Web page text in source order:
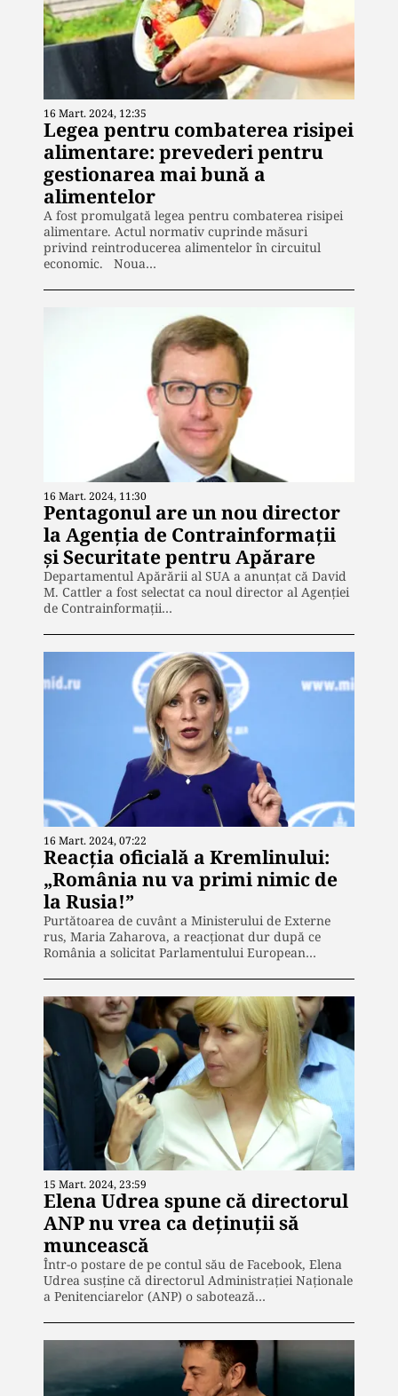
16 Mart. 2024, 12:35
Legea pentru combaterea risipei
alimentare: prevederi pentru
gestionarea mai bună a
alimentelor
A fost promulgată legea pentru combaterea risipei
alimentare. Actul normativ cuprinde măsuri
privind reintroducerea alimentelor în circuitul
economic. Noua…
16 Mart. 2024, 11:30
Pentagonul are un nou director
la Agenția de Contrainformații
și Securitate pentru Apărare
Departamentul Apărării al SUA a anunțat că David
M. Cattler a fost selectat ca noul director al Agenției
de Contrainformații…
16 Mart. 2024, 07:22
Reacția oficială a Kremlinului:
„România nu va primi nimic de
la Rusia!”
Purtătoarea de cuvânt a Ministerului de Externe
rus, Maria Zaharova, a reacționat dur după ce
România a solicitat Parlamentului European…
15 Mart. 2024, 23:59
Elena Udrea spune că directorul
ANP nu vrea ca deținuții să
muncească
Într-o postare de pe contul său de Facebook, Elena
Udrea susține că directorul Administrației Naționale
a Penitenciarelor (ANP) o sabotează…